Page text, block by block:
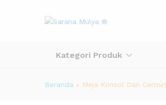
Kategori Produk
Beranda » Meja Konsol Dan Cermin